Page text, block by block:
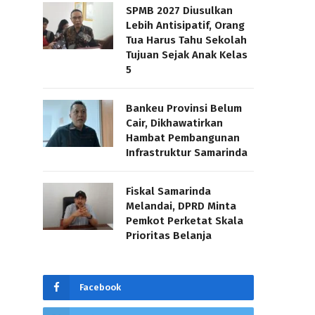
SPMB 2027 Diusulkan
Lebih Antisipatif, Orang
Tua Harus Tahu Sekolah
Tujuan Sejak Anak Kelas
5
Bankeu Provinsi Belum
Cair, Dikhawatirkan
Hambat Pembangunan
Infrastruktur Samarinda
Fiskal Samarinda
Melandai, DPRD Minta
Pemkot Perketat Skala
Prioritas Belanja
Facebook